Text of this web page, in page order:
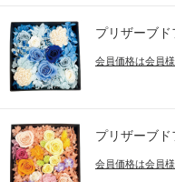
プリザーブ
会員価格は会員
プリザーブ
会員価格は会員